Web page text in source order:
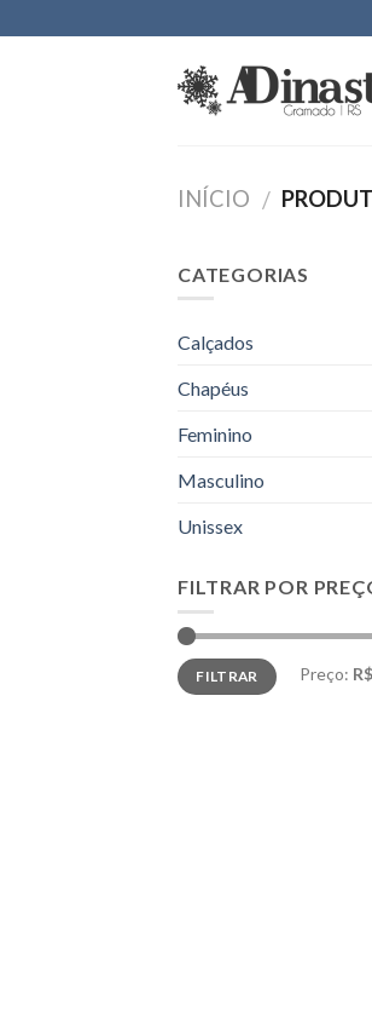
to
INÍCIO /
CATEGORIAS
Calçados
Chapéus
Feminino
Masculino
Unissex
FILTRAR POR
Preço
mínimo
Preço
máximo
FILTRAR Preço: